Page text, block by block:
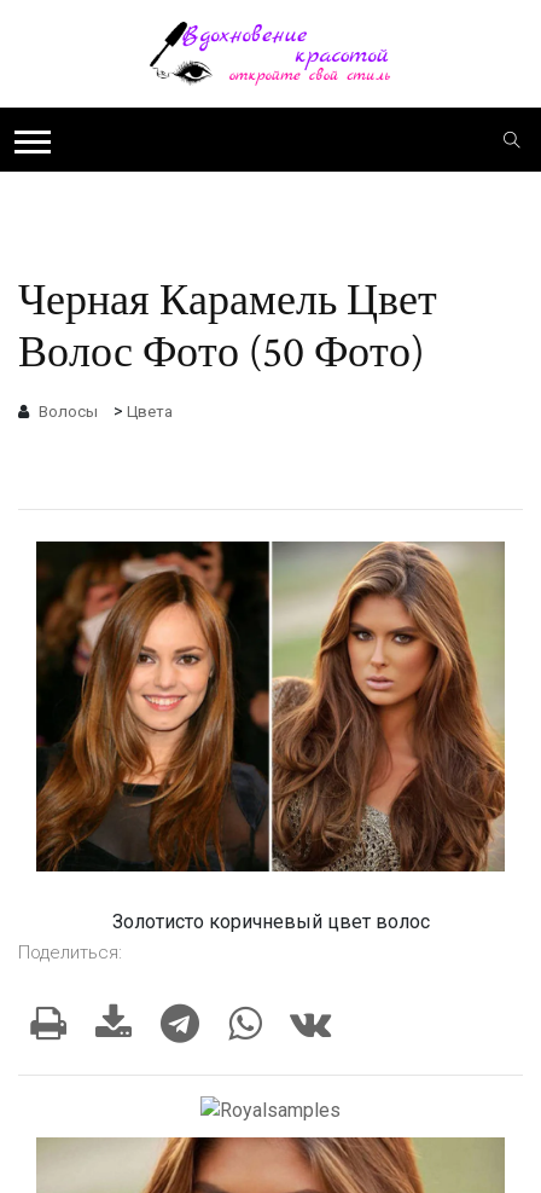
Черная Карамель Цвет
Волос Фото (50 Фото)
Волосы > Цвета
Золотисто коричневый цвет волос
Поделиться: